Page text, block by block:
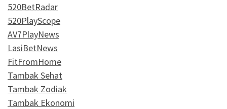
520BetRadar
520PlayScope
AV7PlayNews
LasiBetNews
FitFromHome
Tambak Sehat
Tambak Zodiak
Tambak Ekonomi